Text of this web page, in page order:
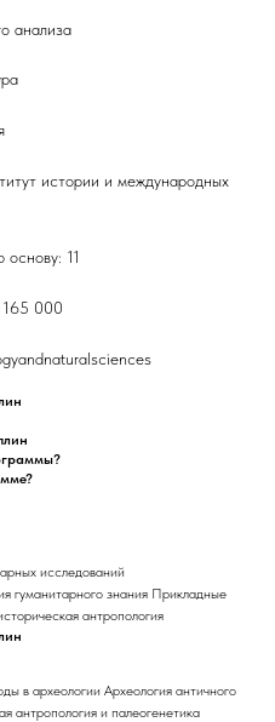
анализа
истории и международных
11
165 000
исследований
гуманитарного знания Прикладные
антропология
в археологии Археология античного
антропология и палеогенетика